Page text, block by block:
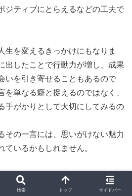
ジティブにとらえるなどの工夫で
生を変えるきっかけにもなりま
出したことで行動力が増し、成果
いを引き寄せることもあるので
を単なる癖と捉えるのではなく、
手がかりとして大切にしてみるの
その一言には、思いがけない魅力
ているかもしれません。
検索 トップ サイドバー